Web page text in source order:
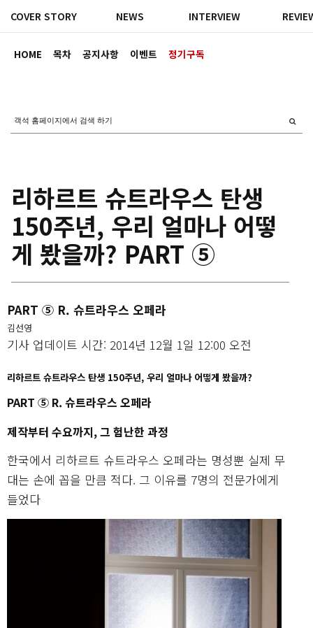
HOME 목차 공지사항 이벤트 정기구독
COVER STORY NEWS INTERVIEW
리하르트 슈트라우스 탄생
150주년, 우리 얼마나 어떻
게 봤을까? PART ⑤
PART ⑤ R. 슈트라우스 오페라
김선영
기사 업데이트 시간: 2014년 12월 1일 12:00 오전
리하르트 슈트라우스 탄생 150주년, 우리 얼마나 어떻게 봤을까?
PART ⑤ R. 슈트라우스 오페라
제작부터 수요까지, 그 험난한 과정
한국에서 리하르트 슈트라우스 오페라는 명성뿐 실제 무
대는 손에 꼽을 만큼 적다. 그 이유를 7명의 전문가에게
들었다